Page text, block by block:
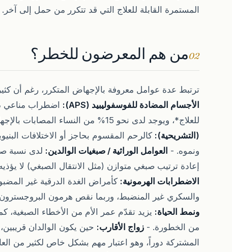
المستمرة القابلة للعلاج التي قد تتكرر من حمل إلى آخر.
02من هم المعرضون للخطر؟
ترتبط عدة عوامل معروفة بالإجهاض المتكرر، رغم أن
الأجسام المضادة للفوسفوليبيد (APS):
اضطراب مناعي
للعلاج*، ويوجد لدى نحو 15% من النساء المصابات بالإجهاض المتكرر. -
(التشريحية): كالرحم المقسوم بحاجز أو الاختلافات
ونموه. - العوامل الوراثية / صبغيات الوالدين: لدى نسبة
إعادة ترتيب صبغي متوازن (مثل الانتقال الصبغي) لا
الاضطرابات الهرمونية: كأمراض الغدة الدرقية غير
والسكري غير المنضبط، وربما نقص هرمون
ونمط الحياة: يزيد تقدّم عمر الأم من الأخطاء الصبغية،
من الخطورة. - زواج الأقارب: حين يكون الوالدان
المشتركة دوراً، وهو اعتبار مهم بشكل خاص لكثير من